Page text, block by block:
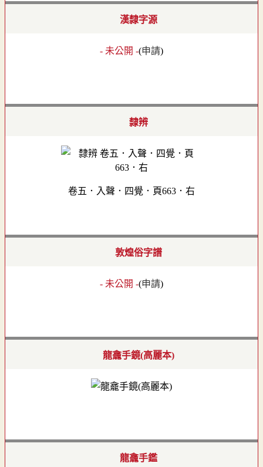
漢隸字源
- 未公開 -(申請)
隸辨
卷五．入聲．四覺．頁663．右
敦煌俗字譜
- 未公開 -(申請)
龍龕手鏡(高麗本)
龍龕手鑑